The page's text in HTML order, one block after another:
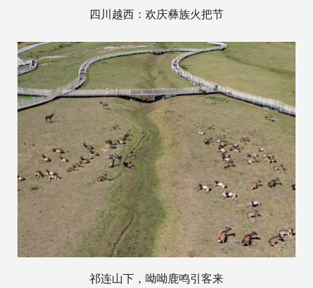
四川越西：欢庆彝族火把节
祁连山下，呦呦鹿鸣引客来